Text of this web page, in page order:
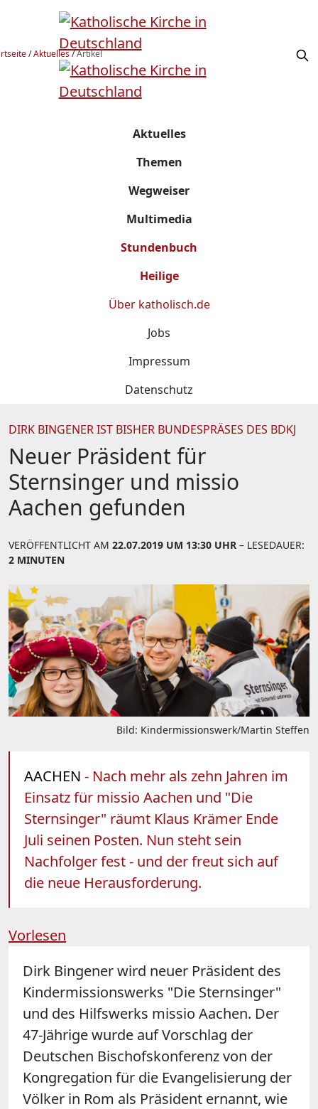
/Aktuelles/Artikel
Aktuelles
Themen
Wegweiser
Multimedia
Stundenbuch
Heilige
Über katholisch.de
Jobs
Impressum
Datenschutz
DIRK BINGENER IST BISHER BUNDESPRÄSES DES BDKJ
Neuer Präsident für
Sternsinger und missio
Aachen gefunden
VERÖFFENTLICHT AM 22.07.2019 UM 13:30 UHR – LESEDAUER:
2 MINUTEN
Bild: Kindermissionswerk/Martin Steffen
AACHEN - Nach mehr als zehn Jahren im
Einsatz für missio Aachen und "Die
Sternsinger" räumt Klaus Krämer Ende
Juli seinen Posten. Nun steht sein
Nachfolger fest - und der freut sich auf
die neue Herausforderung.
Vorlesen
Dirk Bingener wird neuer Präsident des
Kindermissionswerks "Die Sternsinger"
und des Hilfswerks missio Aachen. Der
47-Jährige wurde auf Vorschlag der
Deutschen Bischofskonferenz von der
Kongregation für die Evangelisierung der
Völker in Rom als Präsident ernannt, wie